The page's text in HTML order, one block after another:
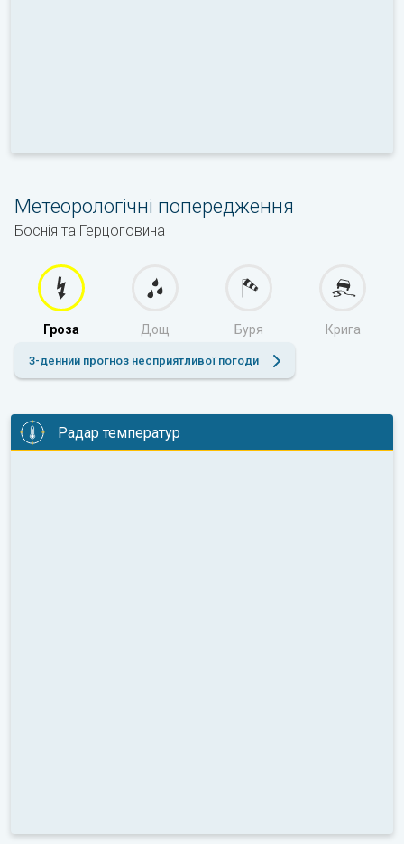
Метеорологічні попередження
Боснія та Герцоговина
Гроза Дощ Буря Крига
3-денний прогноз несприятливої погоди
Радар температур